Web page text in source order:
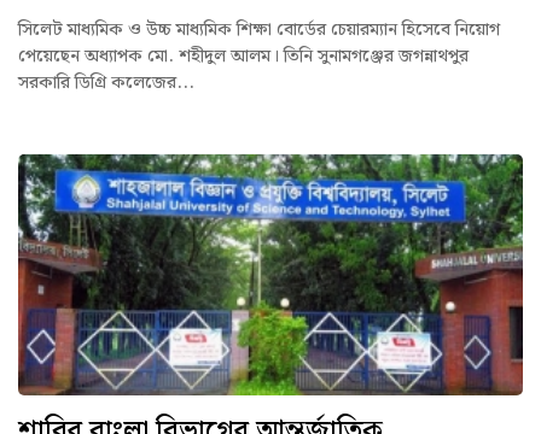
সিলেট মাধ্যমিক ও উচ্চ মাধ্যমিক শিক্ষা বোর্ডের চেয়ারম্যান হিসেবে নিয়োগ
পেয়েছেন অধ্যাপক মো. শহীদুল আলম। তিনি সুনামগঞ্জের জগন্নাথপুর
সরকারি ডিগ্রি কলেজের...